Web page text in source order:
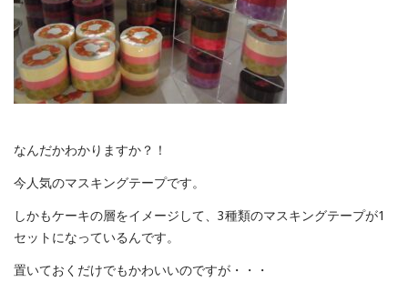
なんだかわかりますか？！
今人気のマスキングテープです。
しかもケーキの層をイメージして、3種類のマスキングテープが1
セットになっているんです。
置いておくだけでもかわいいのですが・・・